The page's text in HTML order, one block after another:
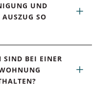
UND
SO
SIND BEI EINER